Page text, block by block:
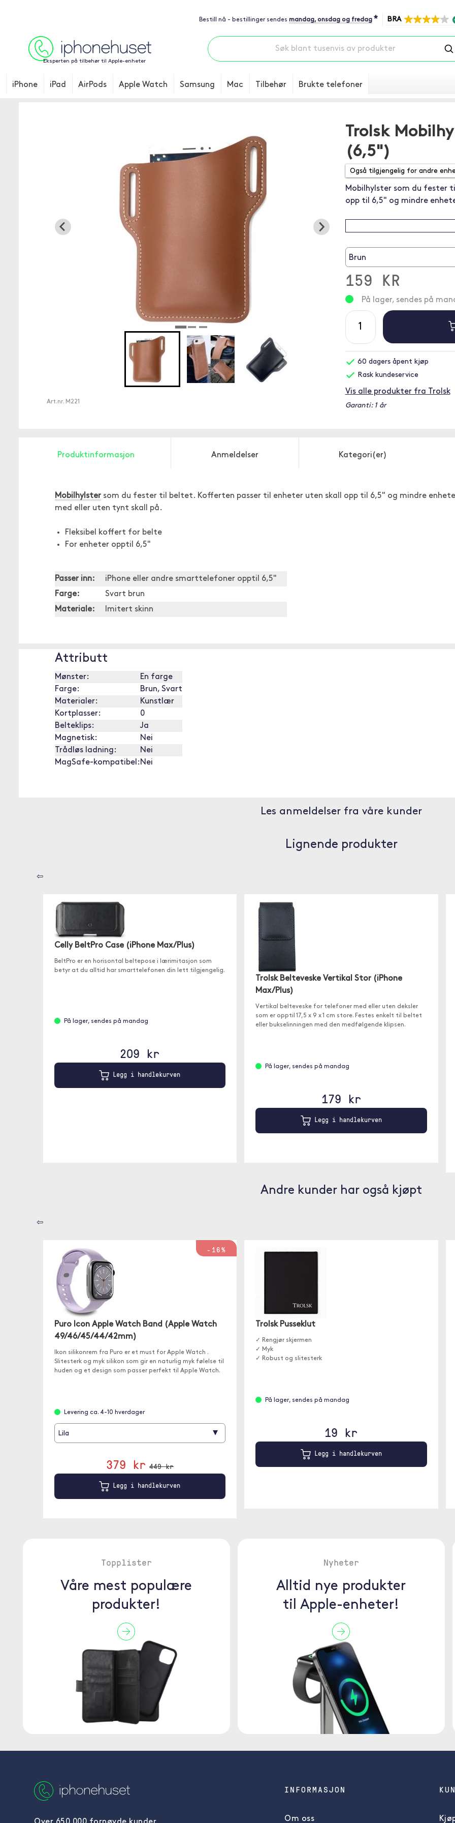
Bestill nå - bestillinger sendes mandag, onsdag og fredag * BRA
Eksperten på tilbehør til Apple-enheter
iPhone iPad AirPods Apple Watch Samsung Mac Tilbehør Brukte telefoner
Art.nr. M221
Trolsk
(6,5")
Mobilhylster som du fester
opp til 6,5" og mindre
Brun
159 KR
På lager, sendes på
60 dagers åpent kjøp
Rask kundeservice
Vis alle produkter fra Trolsk
Garanti: 1 år
Produktinformasjon Anmeldelser Kategori(er)
Mobilhylster som du fester til beltet. Kofferten passer til enheter uten skall opp til 6,5" og mindre
med eller uten tynt skall på.
Fleksibel koffert for belte
For enheter opptil 6,5"
Passer inn:
iPhone eller andre smarttelefoner opptil 6,5"
Farge:
Svart brun
Materiale:
Imitert skinn
Attributt
Mønster:
En farge
Farge:
Brun, Svart
Materialer:
Kunstlær
Kortplasser:
0
Belteklips:
Ja
Magnetisk:
Nei
Trådløs ladning:
Nei
MagSafe-kompatibel: Nei
Les anmeldelser fra våre kunder
Lignende produkter
⇦
Celly BeltPro Case (iPhone Max/Plus)
BeltPro er en horisontal beltepose i lærimitasjon som
betyr at du alltid har smarttelefonen din lett tilgjengelig.
På lager, sendes på mandag
209 kr
Legg i handlekurven
Trolsk Belteveske Vertikal Stor (iPhone
Max/Plus)
Vertikal belteveske for telefoner med eller uten deksler
som er opptil 17,5 x 9 x 1 cm store. Festes enkelt til beltet
eller bukselinningen med den medfølgende klipsen.
På lager, sendes på mandag
179 kr
Legg i handlekurven
Andre kunder har også kjøpt
⇦
-16%
Puro Icon Apple Watch Band (Apple Watch
49/46/45/44/42mm)
Ikon silikonrem fra Puro er et must for Apple Watch .
Slitesterk og myk silikon som gir en naturlig myk følelse til
huden og et design som passer perfekt til Apple Watch.
Levering ca. 4-10 hverdager
Lila ▾
379 kr 449 kr
Legg i handlekurven
Trolsk Pusseklut
✓ Rengjør skjermen
✓ Myk
✓ Robust og slitesterk
På lager, sendes på mandag
19 kr
Legg i handlekurven
Topplister
Våre mest populære
produkter!
Nyheter
Alltid nye produkter
til Apple-enheter!
INFORMASJON
Om oss